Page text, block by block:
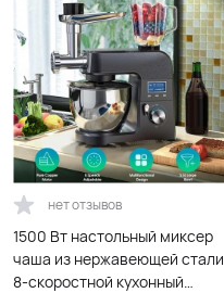
нет отзывов
1500 Вт настольный миксер
чаша из нержавеющей стали
8-скоростной кухонный